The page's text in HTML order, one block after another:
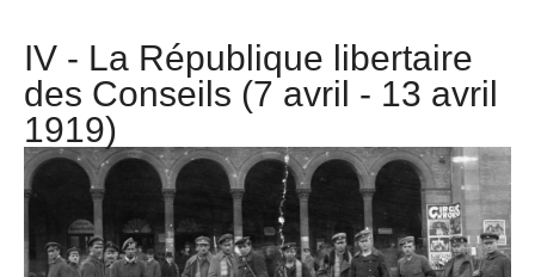
IV - La République libertaire
des Conseils (7 avril - 13 avril
1919)